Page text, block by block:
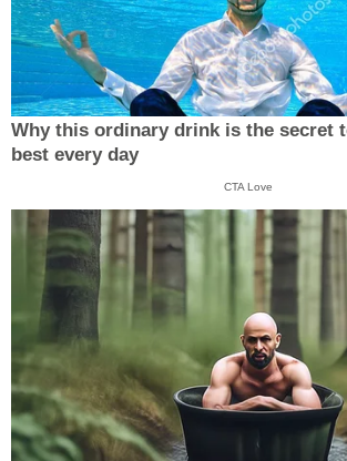
Why this ordinary drink is the secret
best every day
CTA Love